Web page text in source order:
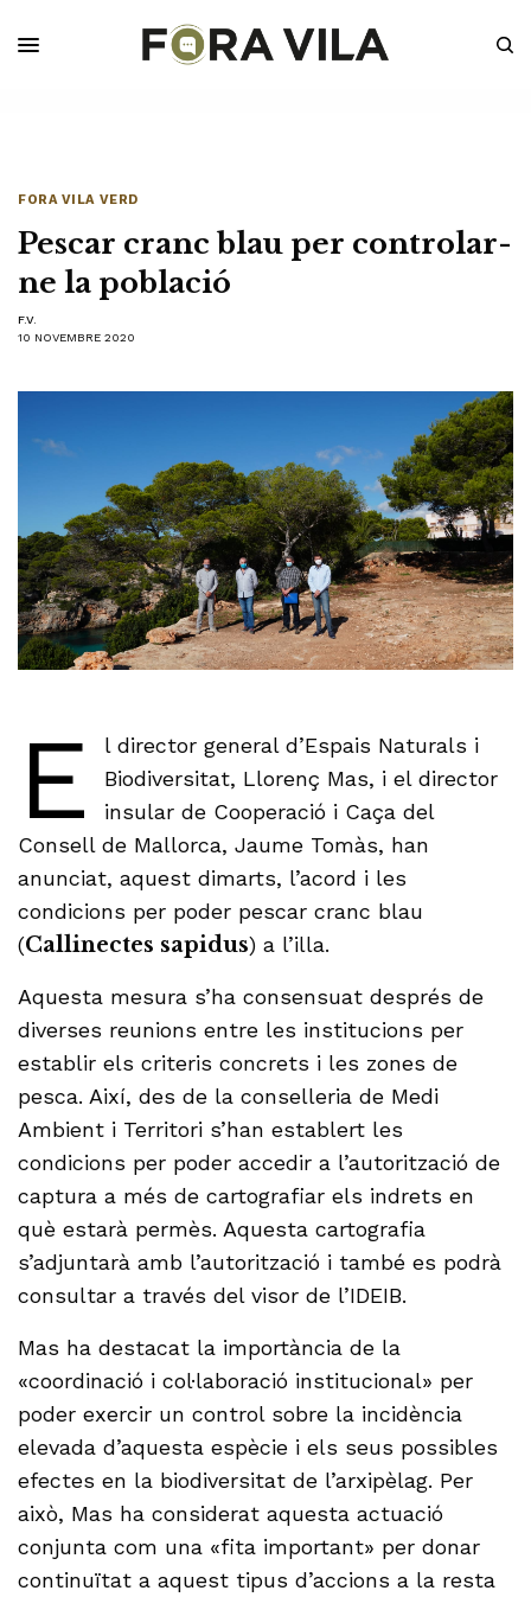
FORA VILA VERD
Pescar cranc blau per controlar-
ne la població
F.V.
10 NOVEMBRE 2020
E
l director general d’Espais Naturals i
Biodiversitat, Llorenç Mas, i el director
insular de Cooperació i Caça del
Consell de Mallorca, Jaume Tomàs, han
anunciat, aquest dimarts, l’acord i les
condicions per poder pescar cranc blau
(Callinectes sapidus) a l’illa.
Aquesta mesura s’ha consensuat després de
diverses reunions entre les institucions per
establir els criteris concrets i les zones de
pesca. Així, des de la conselleria de Medi
Ambient i Territori s’han establert les
condicions per poder accedir a l’autorització de
captura a més de cartografiar els indrets en
què estarà permès. Aquesta cartografia
s’adjuntarà amb l’autorització i també es podrà
consultar a través del visor de l’IDEIB.
Mas ha destacat la importància de la
«coordinació i col·laboració institucional» per
poder exercir un control sobre la incidència
elevada d’aquesta espècie i els seus possibles
efectes en la biodiversitat de l’arxipèlag. Per
això, Mas ha considerat aquesta actuació
conjunta com una «fita important» per donar
continuïtat a aquest tipus d’accions a la resta